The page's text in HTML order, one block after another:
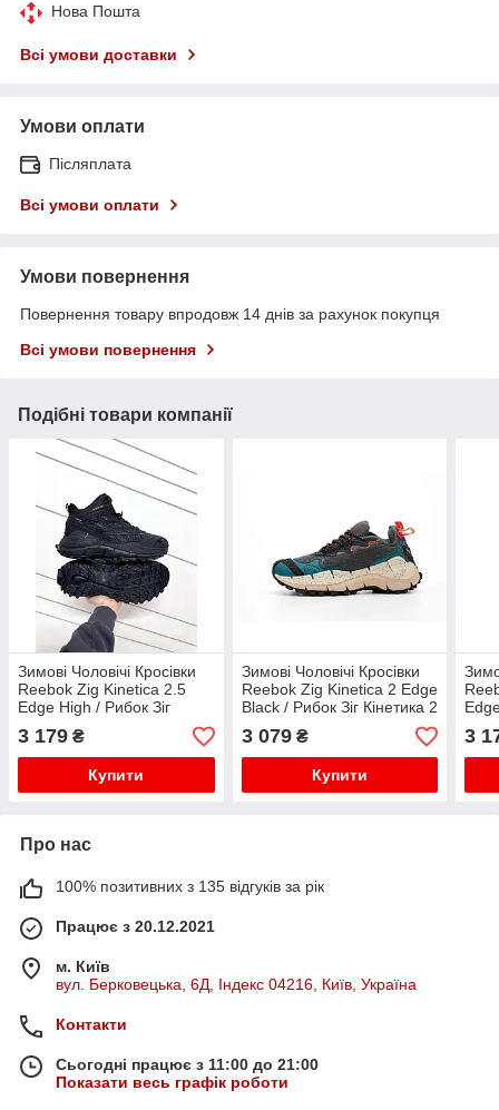
Нова Пошта
Всі умови доставки
Умови оплати
Післяплата
Всі умови оплати
Умови повернення
Повернення товару впродовж 14 днів за рахунок покупця
Всі умови повернення
Подібні товари компанії
Зимові Чоловічі Кросівки
Reebok Zig Kinetica 2.5
Edge High / Рибок Зіг
Кінетика 2.5 Високі Чорні з
Сірим Хутро
3 179 ₴
Купити
Зимові Чоловічі Кросівки
Reebok Zig Kinetica 2 Edge
Black / Рибок Зіг Кінетика 2
Едж Чорні з Синім
3 079₴
Купити
3
Про нас
100% позитивних з 135 відгуків за рік
Працює з 20.12.2021
м. Київ
вул. Берковецька, 6Д, Індекс 04216, Київ, Україна
Контакти
Сьогодні працює з 11:00 до 21:00
Показати весь графік роботи